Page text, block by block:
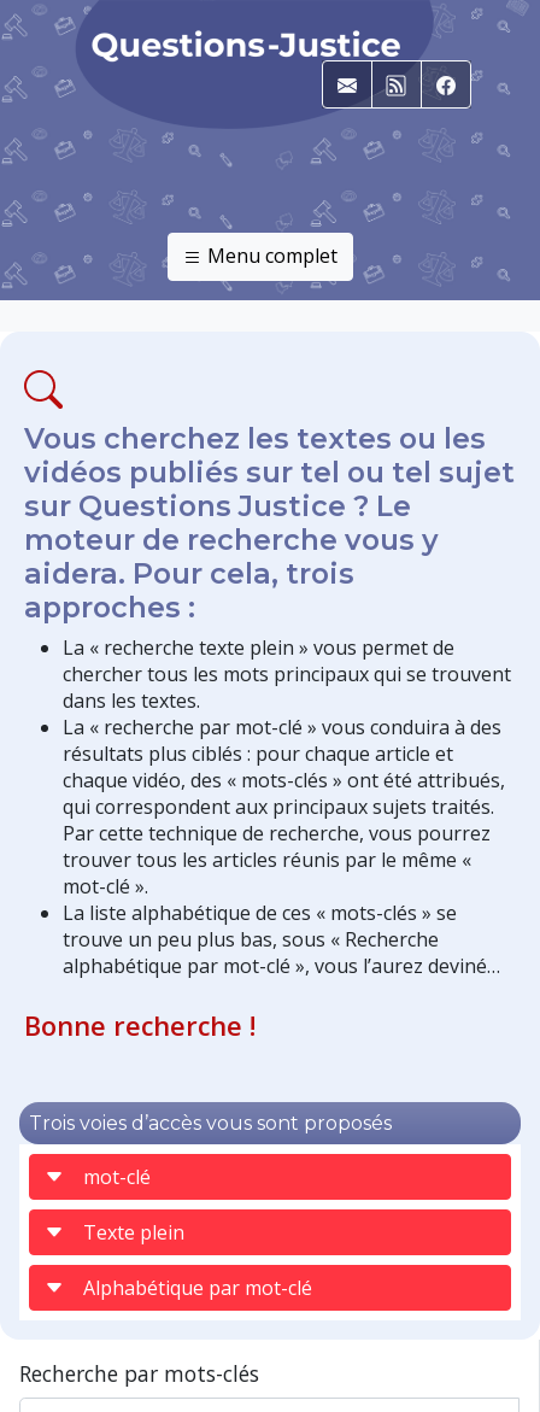
E-mailRSS
Menu complet
Vous cherchez les textes ou les
vidéos publiés sur tel ou tel sujet
sur Questions Justice ? Le
moteur de recherche vous y
aidera. Pour cela, trois
approches :
La « recherche texte plein » vous permet de
chercher tous les mots principaux qui se trouvent
dans les textes.
La « recherche par mot-clé » vous conduira à des
résultats plus ciblés : pour chaque article et
chaque vidéo, des « mots-clés » ont été attribués,
qui correspondent aux principaux sujets traités.
Par cette technique de recherche, vous pourrez
trouver tous les articles réunis par le même «
mot-clé ».
La liste alphabétique de ces « mots-clés » se
trouve un peu plus bas, sous « Recherche
alphabétique par mot-clé », vous l’aurez deviné…
Bonne recherche !
Trois voies d’accès vous sont proposés
mot-clé
Texte plein
Alphabétique par mot-clé
Recherche par mots-clés